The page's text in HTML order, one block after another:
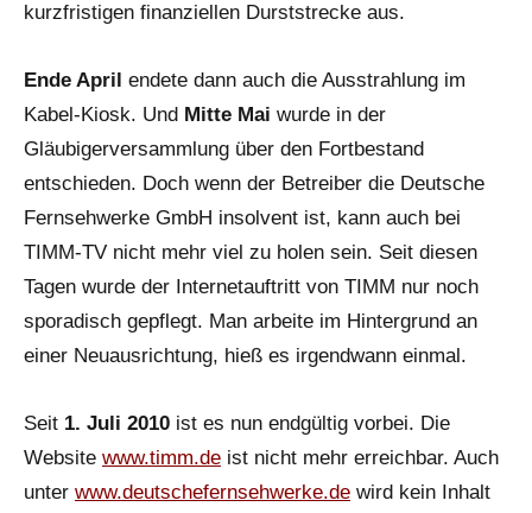
kurzfristigen finanziellen Durststrecke aus.
Ende April endete dann auch die Ausstrahlung im
Kabel-Kiosk. Und Mitte Mai wurde in der
Gläubigerversammlung über den Fortbestand
entschieden. Doch wenn der Betreiber die Deutsche
Fernsehwerke GmbH insolvent ist, kann auch bei
TIMM-TV nicht mehr viel zu holen sein. Seit diesen
Tagen wurde der Internetauftritt von TIMM nur noch
sporadisch gepflegt. Man arbeite im Hintergrund an
einer Neuausrichtung, hieß es irgendwann einmal.
Seit 1. Juli 2010 ist es nun endgültig vorbei. Die
Website www.timm.de ist nicht mehr erreichbar. Auch
unter www.deutschefernsehwerke.de wird kein Inhalt